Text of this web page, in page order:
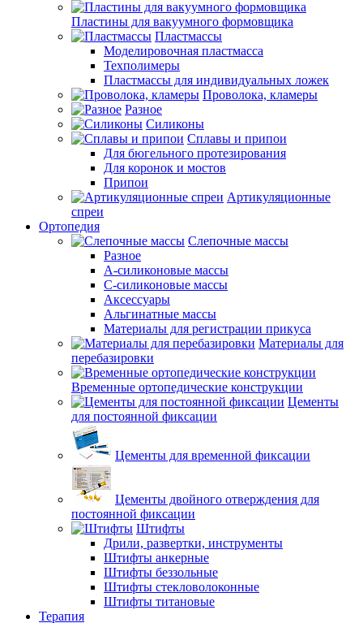
Пластины для вакуумного формовщика
Пластмассы
Моделировочная пластмасса
Техполимеры
Пластмассы для индивидуальных ложек
Проволока, кламеры
Разное
Силиконы
Сплавы и припои
Для бюгельного протезирования
Для коронок и мостов
Припои
Артикуляционные
спреи
Ортопедия
Слепочные массы
Разное
А-силиконовые массы
С-силиконовые массы
Аксессуары
Альгинатные массы
Материалы для регистрации прикуса
Материалы для
перебазировки
Временные ортопедические конструкции
Цементы
для постоянной фиксации
Цементы для временной фиксации
Цементы двойного отверждения для
постоянной фиксации
Штифты
Дрили, развертки, инструменты
Штифты анкерные
Штифты беззольные
Штифты стекловолоконные
Штифты титановые
Терапия